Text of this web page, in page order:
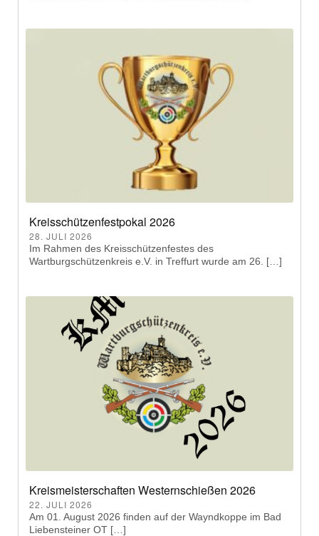
Kreisschützenfestpokal 2026
28. JULI 2026
Im Rahmen des Kreisschützenfestes des
Wartburgschützenkreis e.V. in Treffurt wurde am 26. […]
Kreismeisterschaften Westernschießen 2026
22. JULI 2026
Am 01. August 2026 finden auf der Wayndkoppe im Bad
Liebensteiner OT […]